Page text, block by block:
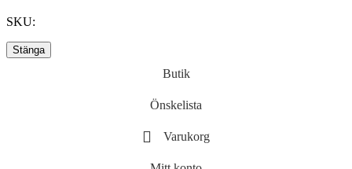
SKU:
Stänga
Butik
Önskelista
Varukorg